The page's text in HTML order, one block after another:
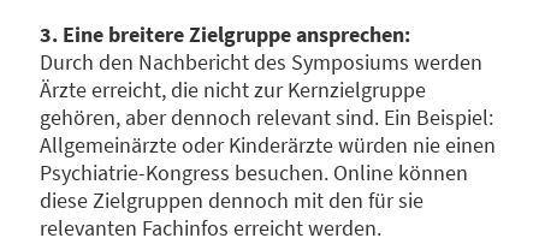
3. Eine breitere Zielgruppe ansprechen:
Durch den Nachbericht des Symposiums werden
Ärzte erreicht, die nicht zur Kernzielgruppe
gehören, aber dennoch relevant sind. Ein Beispiel:
Allgemeinärzte oder Kinderärzte würden nie einen
Psychiatrie-Kongress besuchen. Online können
diese Zielgruppen dennoch mit den für sie
relevanten Fachinfos erreicht werden.